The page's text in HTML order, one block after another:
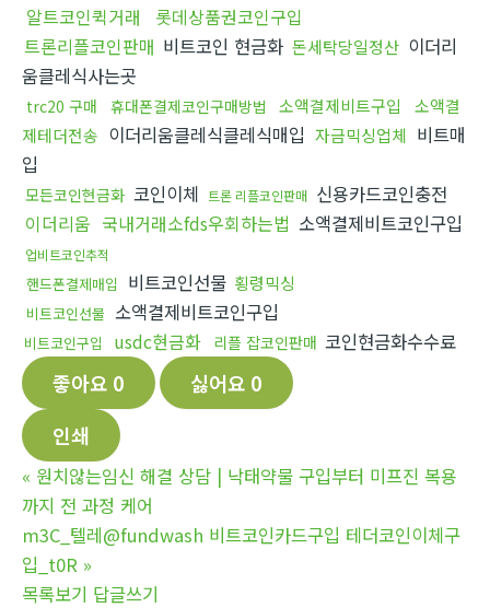
알트코인퀵거래
롯데상품권코인구입
트론리플코인판매 비트코인 현금화 돈세탁당일정산 이더리
움클레식사는곳
trc20 구매 휴대폰결제코인구매방법 소액결제비트구입
소액결
제테더전송 이더리움클레식클레식매입 자금믹싱업체 비트매
입
모든코인현금화 코인이체 트론 리플코인판매 신용카드코인충전
이더리움 국내거래소fds우회하는법 소액결제비트코인구입
업비트코인추적
핸드폰결제매입 비트코인선물 횡령믹싱
비트코인선물 소액결제비트코인구입
비트코인구입 usdc현금화 리플 잡코인판매 코인현금화수수료
좋아요 0 싫어요 0
인쇄
« 원치않는임신 해결 상담 | 낙태약물 구입부터 미프진 복용
까지 전 과정 케어
m3C_텔레@fundwash 비트코인카드구입 테더코인이체구
입_t0R »
목록보기 답글쓰기